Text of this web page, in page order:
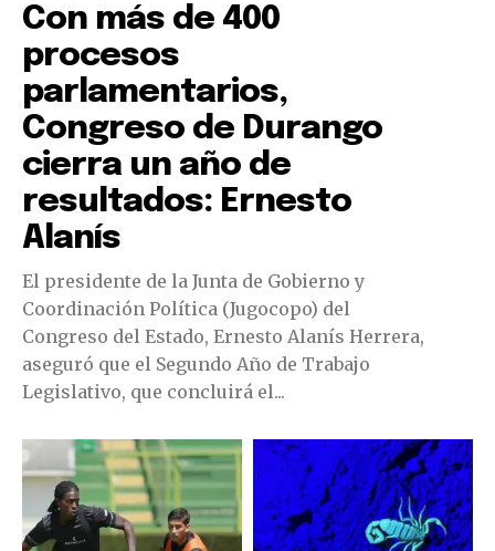
Con más de 400
procesos
parlamentarios,
Congreso de Durango
cierra un año de
resultados: Ernesto
Alanís
El presidente de la Junta de Gobierno y
Coordinación Política (Jugocopo) del
Congreso del Estado, Ernesto Alanís Herrera,
aseguró que el Segundo Año de Trabajo
Legislativo, que concluirá el...